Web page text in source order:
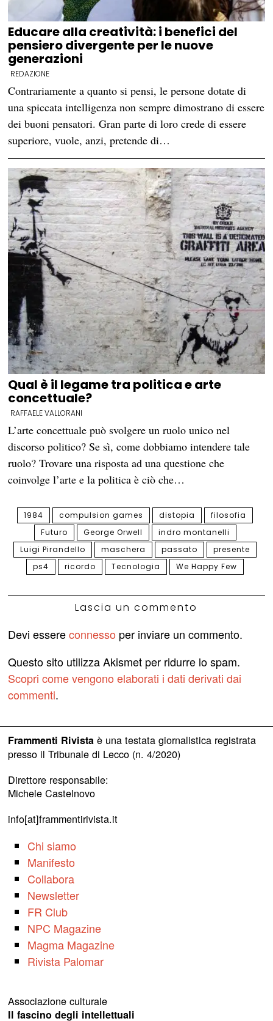
Educare alla creatività: i benefici del
pensiero divergente per le nuove
generazioni
REDAZIONE
Contrariamente a quanto si pensi, le persone dotate di
una spiccata intelligenza non sempre dimostrano di essere
dei buoni pensatori. Gran parte di loro crede di essere
superiore, vuole, anzi, pretende di…
Qual è il legame tra politica e arte
concettuale?
RAFFAELE VALLORANI
L’arte concettuale può svolgere un ruolo unico nel
discorso politico? Se sì, come dobbiamo intendere tale
ruolo? Trovare una risposta ad una questione che
coinvolge l’arte e la politica è ciò che…
1984 compulsion games distopia
filosofia
Futuro
George Orwell
indro montanelli
Luigi Pirandello
maschera passato
presente
ps4
ricordo Tecnologia We Happy Few
Lascia un commento
Devi essereconnesso per inviare un commento.
Questo sito utilizza Akismet per ridurre lo spam.
Scopri come vengono elaborati i dati derivati dai
commenti.
Frammenti Rivistaè una testata giornalistica registrata
presso il Tribunale di Lecco (n. 4/2020)
Direttore responsabile:
Michele Castelnovo
info[at]frammentirivista.it
Chi siamo
Manifesto
Collabora
Newsletter
FR Club
NPC Magazine
Magma Magazine
Rivista Palomar
Associazione culturale
Il fascino degli intellettuali